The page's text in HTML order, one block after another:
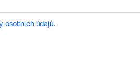
osobních údajů.